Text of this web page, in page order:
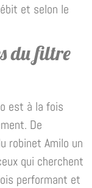
et selon le
du filtre
est à la fois
De
robinet Amilo un
qui cherchent
performant et